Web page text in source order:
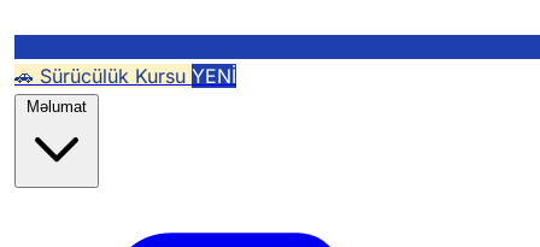
🚗 Sürücülük Kursu YENİ
Məlumat